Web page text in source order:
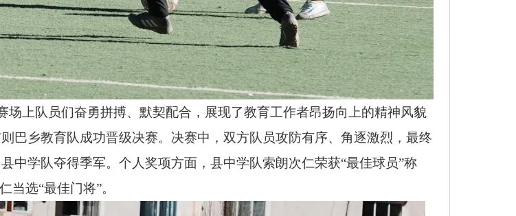
场上队员们奋勇拼搏、默契配合，展现了教育工作者昂扬向上的精神风貌
巴乡教育队成功晋级决赛。决赛中，双方队员攻防有序、角逐激烈，最终
中学队夺得季军。个人奖项方面，县中学队索朗次仁荣获“最佳球员”称
当选“最佳门将”。